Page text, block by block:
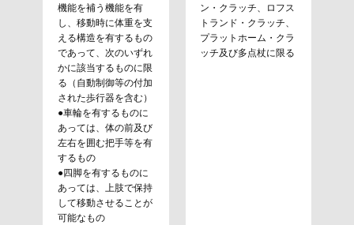
機能を補う機能を有
し、移動時に体重を支
える構造を有するもの
であって、次のいずれ
かに該当するものに限
る（自動制御等の付加
された歩行器を含む）
●車輪を有するものに
あっては、体の前及び
左右を囲む把手等を有
するもの
●四脚を有するものに
あっては、上肢で保持
して移動させることが
可能なもの
ン・クラッチ、ロフス
トランド・クラッチ、
プラットホーム・クラ
ッチ及び多点杖に限る